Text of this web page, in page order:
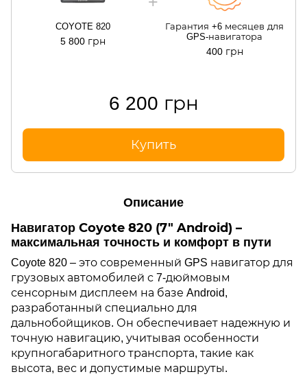
COYOTE 820
5 800 грн
Гарантия +6 месяцев для
GPS-навигатора
400 грн
6 200 грн
Купить
Описание
Навигатор Coyote 820 (7" Android) –
максимальная точность и комфорт в пути
Coyote 820 – это современный GPS навигатор для
грузовых автомобилей с 7-дюймовым
сенсорным дисплеем на базе Android,
разработанный специально для
дальнобойщиков. Он обеспечивает надежную и
точную навигацию, учитывая особенности
крупногабаритного транспорта, такие как
высота, вес и допустимые маршруты.